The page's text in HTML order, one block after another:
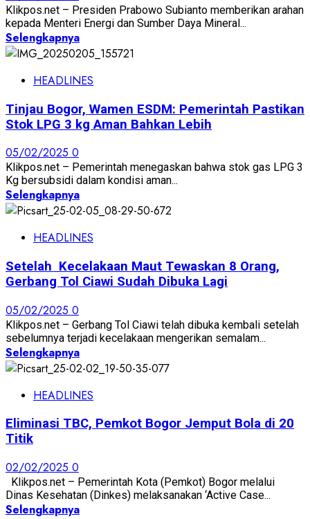
Klikpos.net – Presiden Prabowo Subianto memberikan arahan
kepada Menteri Energi dan Sumber Daya Mineral...
Selengkapnya
HEADLINES
Tinjau Bogor, Wamen ESDM: Pemerintah Pastikan
Stok LPG 3 kg Aman Bahkan Lebih
05/02/2025 0
Klikpos.net – Pemerintah menegaskan bahwa stok gas LPG 3
Kg bersubsidi dalam kondisi aman...
Selengkapnya
HEADLINES
Setelah Kecelakaan Maut Tewaskan 8 Orang,
Gerbang Tol Ciawi Sudah Dibuka Lagi
05/02/2025 0
Klikpos.net – Gerbang Tol Ciawi telah dibuka kembali setelah
sebelumnya terjadi kecelakaan mengerikan semalam...
Selengkapnya
HEADLINES
Eliminasi TBC, Pemkot Bogor Jemput Bola di 20
Titik
02/02/2025 0
Klikpos.net – Pemerintah Kota (Pemkot) Bogor melalui
Dinas Kesehatan (Dinkes) melaksanakan ‘Active Case...
Selengkapnya